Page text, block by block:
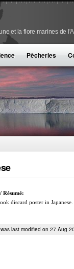
et la flore marines de
Pêcheries
Résumé:
discard poster in Japanese.
last modified on 27 Aug